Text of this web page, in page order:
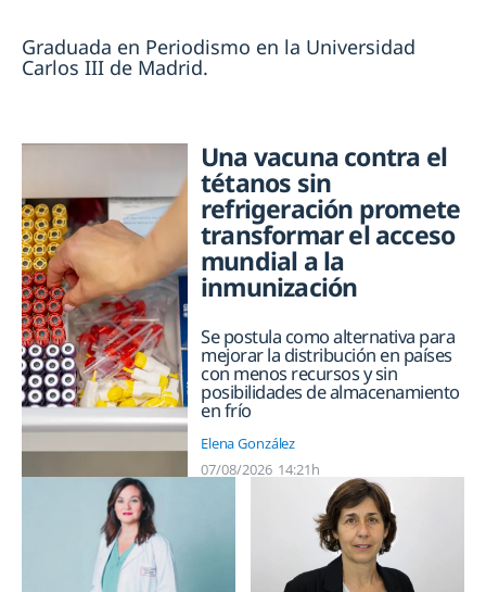
Graduada en Periodismo en la Universidad
Carlos III de Madrid.
Una vacuna contra el
tétanos sin
refrigeración promete
transformar el acceso
mundial a la
inmunización
Se postula como alternativa para
mejorar la distribución en países
con menos recursos y sin
posibilidades de almacenamiento
en frío
Elena González
07/08/2026 14:21h